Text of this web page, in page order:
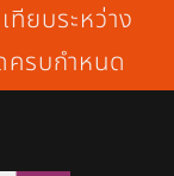
ยบระหว่าง
ครบกำหนด